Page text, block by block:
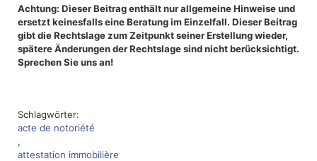
Achtung: Dieser Beitrag enthält nur allgemeine Hinweise und
ersetzt keinesfalls eine Beratung im Einzelfall. Dieser Beitrag
gibt die Rechtslage zum Zeitpunkt seiner Erstellung wieder,
spätere Änderungen der Rechtslage sind nicht berücksichtigt.
Sprechen Sie uns an!
Schlagwörter:
acte de notoriété
,
attestation immobilière